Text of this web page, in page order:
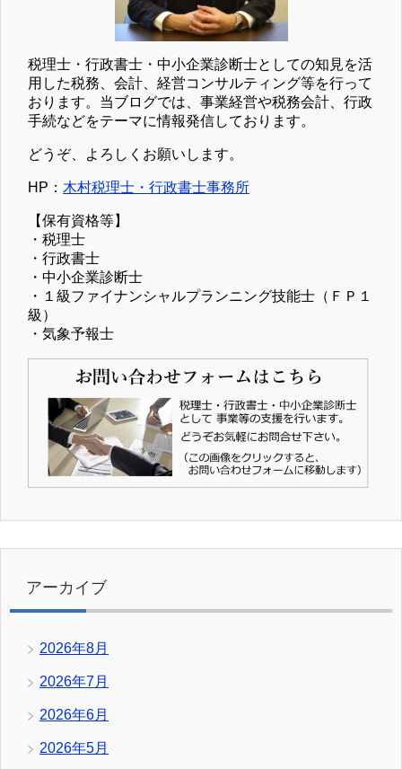
税理士・行政書士・中小企業診断士としての知見を活
用した税務、会計、経営コンサルティング等を行って
おります。当ブログでは、事業経営や税務会計、行政
手続などをテーマに情報発信しております。
どうぞ、よろしくお願いします。
HP： 木村税理士・行政書士事務所
【保有資格等】
・税理士
・行政書士
・中小企業診断士
・１級ファイナンシャルプランニング技能士（ＦＰ１
級）
・気象予報士
アーカイブ
2026年8月
2026年7月
2026年6月
2026年5月